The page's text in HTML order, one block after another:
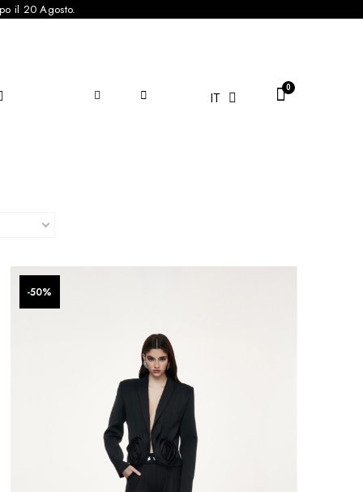
il 20 Agosto.
IT
-50%